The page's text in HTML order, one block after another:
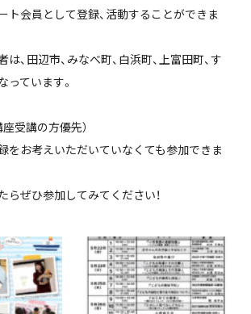
ト会員として登録、活動することができま
、田辺市、みなべ町、白浜町、上富田町、す
っています。
受講の方優先）
をお考えいただいていなくても参加できま
らぜひ参加してみてください！